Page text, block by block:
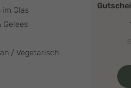
Glas
/ Vegetarisch